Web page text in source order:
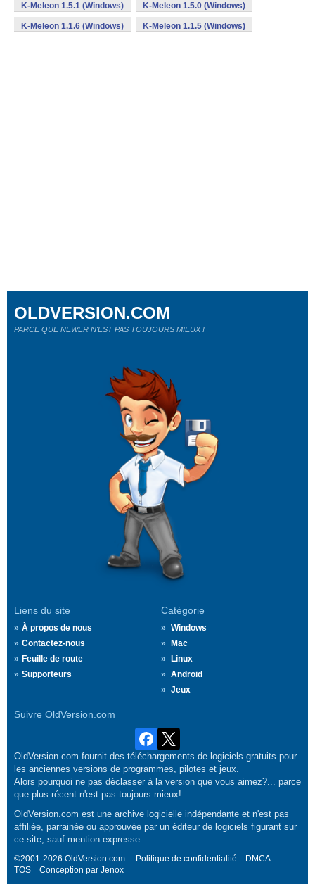
K-Meleon 1.5.1 (Windows) K-Meleon 1.5.0 (Windows)
K-Meleon 1.1.6 (Windows) K-Meleon 1.1.5 (Windows)
Liens du site
À propos de nous
Contactez-nous
Feuille de route
Supporteurs
Catégorie
Windows
Mac
Linux
Android
Jeux
Suivre OldVersion.com
OLDVERSION.COM
PARCE QUE NEWER N'EST PAS TOUJOURS MIEUX !
OldVersion.com fournit des téléchargements de logiciels gratuits pour
les anciennes versions de programmes, pilotes et jeux.
Alors pourquoi ne pas déclasser à la version que vous aimez?... parce
que plus récent n'est pas toujours mieux!
OldVersion.com est une archive logicielle indépendante et n'est pas
affiliée, parrainée ou approuvée par un éditeur de logiciels figurant sur
ce site, sauf mention expresse.
©2001-2026 OldVersion.com. Politique de confidentialité
DMCA
TOS
Conception par Jenox